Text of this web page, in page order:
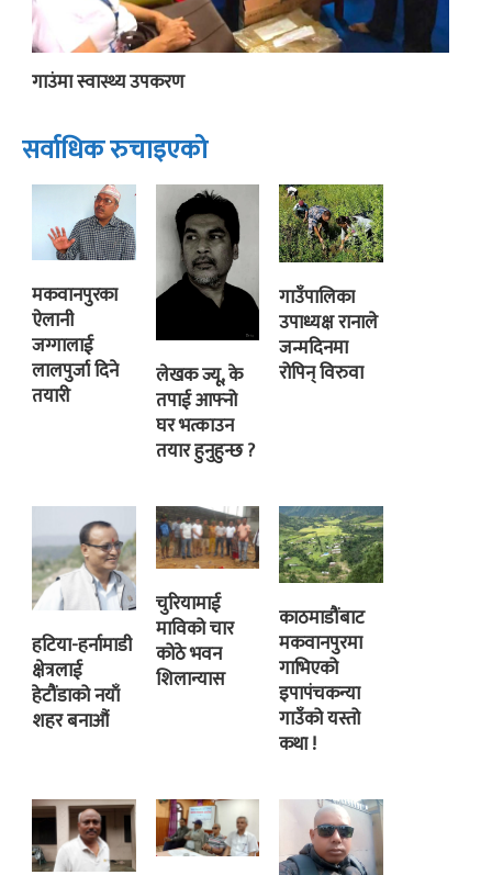
गाउंमा स्वास्थ्य उपकरण
सर्वाधिक रुचाइएको
मकवानपुरका
ऐलानी
जग्गालाई
लालपुर्जा दिने
तयारी
लेखक ज्यू, के
तपाई आफ्नो
घर भत्काउन
तयार हुनुहुन्छ ?
गाउँपालिका
उपाध्यक्ष रानाले
जन्मदिनमा
रोपिन् विरुवा
हटिया-हर्नामाडी
क्षेत्रलाई
हेटौंडाको नयाँ
शहर बनाऔं
चुरियामाई
माविको चार
कोठे भवन
शिलान्यास
काठमाडौंबाट
मकवानपुरमा
गाभिएको
इपापंचकन्या
गाउँको यस्तो
कथा !